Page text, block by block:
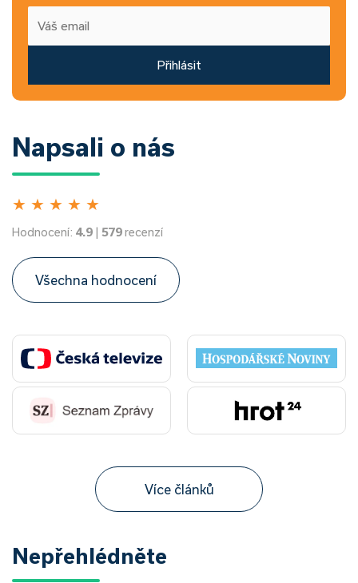
Přihlásit
Napsali o nás
★ ★ ★ ★ ★
Hodnocení: 4.9 | 579recenzí
Všechna hodnocení
Více článků
Nepřehlédněte